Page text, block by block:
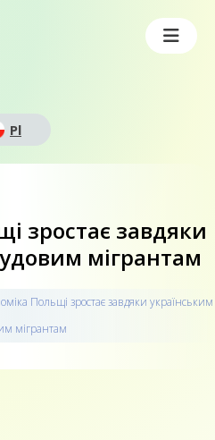
Pl
зростає завдяки
мігрантам
Польщі зростає завдяки українським
мігрантам